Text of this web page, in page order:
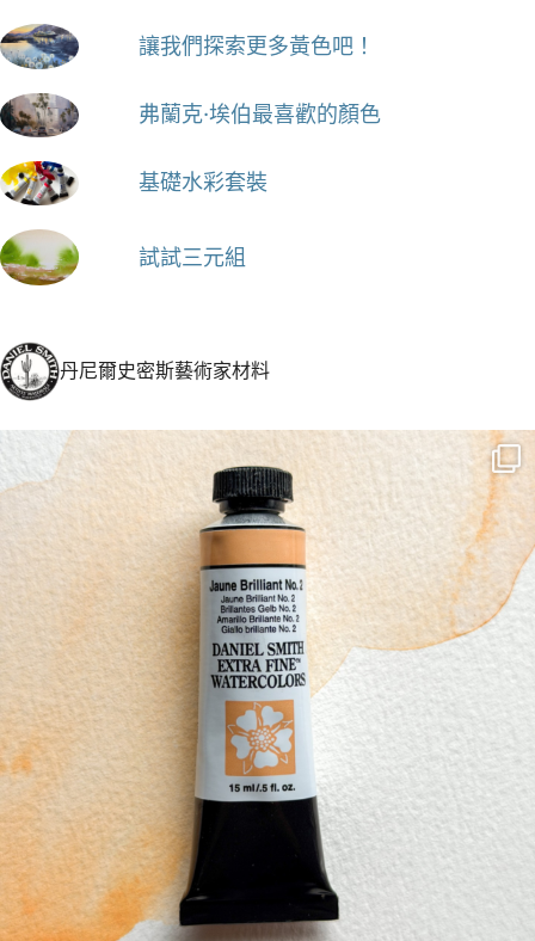
讓我們探索更多黃色吧！
弗蘭克·埃伯最喜歡的顏色
基礎水彩套裝
試試三元組
丹尼爾史密斯藝術家材料